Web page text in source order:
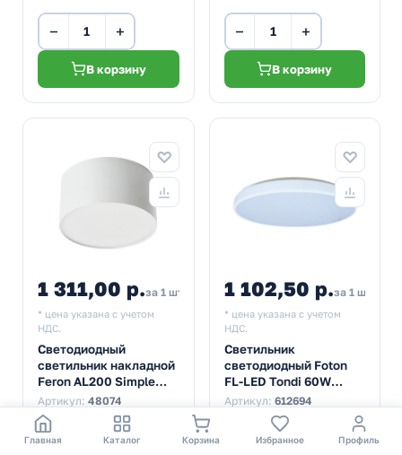
− +
В корзину
− +
В корзину
1 311,00 р.за 1 шт 1 442,10
* цена указана с учетом
НДС.
Светодиодный
светильник накладной
Feron AL200 Simple
matte 10W 4200K 230V
700Lm белый IP20
D90x50mm
Артикул: 48074
1 102,50 р.за 1 шт
* цена указана с учетом
НДС.
Светильник
светодиодный Foton
FL-LED Tondi 60W
4000K круглый IP20
6000Lm 450x35mm
Артикул: 612694
Главная Каталог Корзина Избранное Профиль